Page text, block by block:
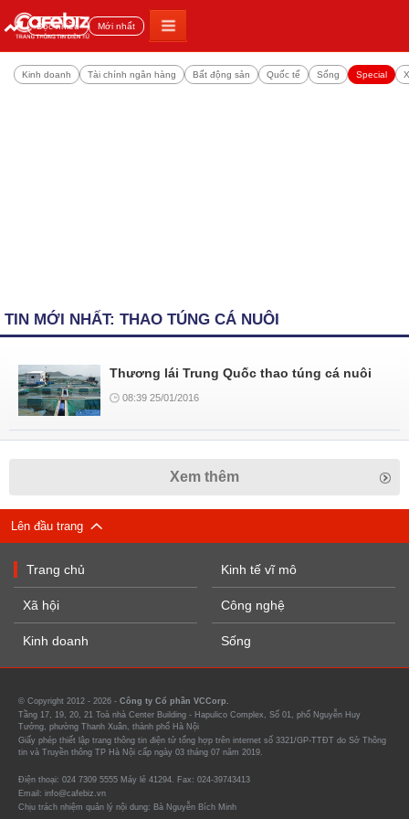
Đọc nhiều Mới nhất
Kinh doanh Tài chính ngân hàng Bất động sản Quốc tế Sống Special
TIN MỚI NHẤT: THAO TÚNG CÁ NUÔI
Thương lái Trung Quốc thao túng cá nuôi
08:39 25/01/2016
Xem thêm
Lên đầu trang
Trang chủ
Xã hội
Kinh doanh
Kinh tế vĩ mô
Công nghệ
Sống
© Copyright 2012 - 2026 - Công ty Cổ phần VCCorp.
Tầng 17, 19, 20, 21 Toà nhà Center Building - Hapulico Complex, Số 01, phố Nguyễn Huy
Tưởng, phường Thanh Xuân, thành phố Hà Nội
Giấy phép thiết lập trang thông tin điện tử tổng hợp trên internet số 3321/GP-TTĐT do Sở Thông
tin và Truyền thông TP Hà Nội cấp ngày 03 tháng 07 năm 2019.
Điện thoại: 024 7309 5555 Máy lẻ 41294. Fax: 024-39743413
Email: info@cafebiz.vn
Chịu trách nhiệm quản lý nội dung: Bà Nguyễn Bích Minh